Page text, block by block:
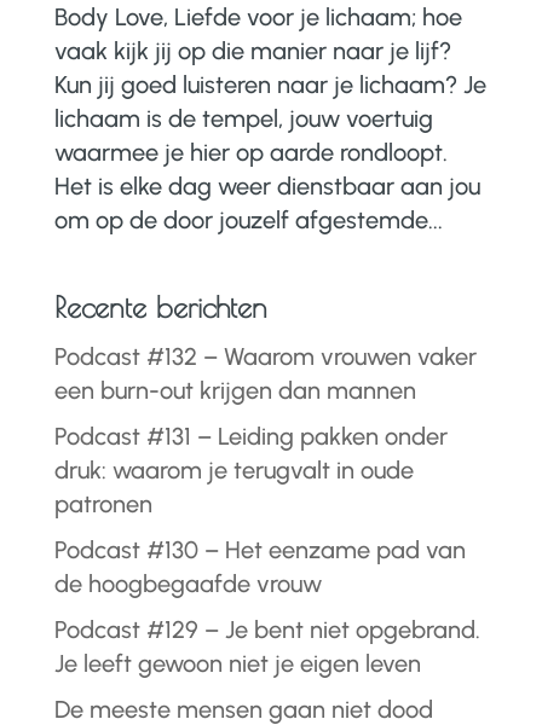
Body Love, Liefde voor je lichaam; hoe
vaak kijk jij op die manier naar je lijf?
Kun jij goed luisteren naar je lichaam? Je
lichaam is de tempel, jouw voertuig
waarmee je hier op aarde rondloopt.
Het is elke dag weer dienstbaar aan jou
om op de door jouzelf afgestemde...
Recente berichten
Podcast #132 – Waarom vrouwen vaker
een burn-out krijgen dan mannen
Podcast #131 – Leiding pakken onder
druk: waarom je terugvalt in oude
patronen
Podcast #130 – Het eenzame pad van
de hoogbegaafde vrouw
Podcast #129 – Je bent niet opgebrand.
Je leeft gewoon niet je eigen leven
De meeste mensen gaan niet dood